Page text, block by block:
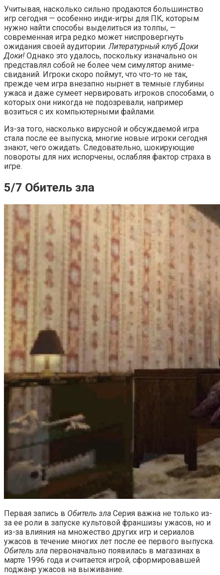
Учитывая, насколько сильно продаются большинство
игр сегодня — особенно инди-игры для ПК, которым
нужно найти способы выделиться из толпы, —
современная игра редко может ниспровергнуть
ожидания своей аудитории.Литературный клуб Доки
Доки! Однако это удалось, поскольку изначально он
представлял собой не более чем симулятор аниме-
свиданий. Игроки скоро поймут, что что-то не так,
прежде чем игра внезапно нырнет в темные глубины
ужаса и даже сумеет нервировать игроков способами, о
которых они никогда не подозревали, например
возиться с их компьютерными файлами.
Из-за того, насколько вирусной и обсуждаемой игра
стала после ее выпуска, многие новые игроки сегодня
знают, чего ожидать. Следовательно, шокирующие
повороты для них испорчены, ослабляя фактор страха в
игре.
5/7 Обитель зла
Первая запись в Обитель зла Серия важна не только из-
за ее роли в запуске культовой франшизы ужасов, но и
из-за влияния на множество других игр и сериалов
ужасов в течение многих лет после ее первого выпуска.
Обитель зла первоначально появилась в магазинах в
марте 1996 года и считается игрой, сформировавшей
поджанр ужасов на выживание.